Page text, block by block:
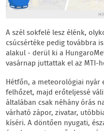
A szél sokfelé lesz élénk,
csúcsértéke pedig továbbra
alakul - derül ki a
vasárnap juttattak el az MTI-
Hétfőn, a meteorológiai nyár
felhőzet, majd erőteljessé
általában csak néhány órás
várható zápor, zivatar,
kíséri. A döntően nyugati,